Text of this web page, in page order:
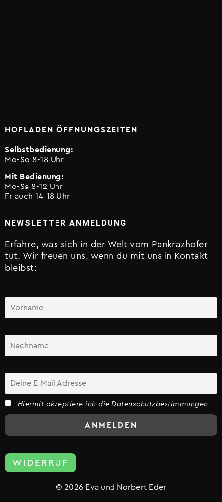
NEWSLETTER ANMELDUNG
Erfahre, was sich in der Welt vom Pankrazhofer
tut. Wir freuen uns, wenn du mit uns in Kontakt
bleibst:
Hiermit akzeptiere ich die Datenschutzbestimmungen
WIDERRUF
© 2026 Eva und Norbert Eder
HOFLADEN ÖFFNUNGSZEITEN
Selbstbedienung:
Mo-So 8-18 Uhr
Mit Bedienung:
Mo-Sa 8-12 Uhr
Fr auch 14-18 Uhr